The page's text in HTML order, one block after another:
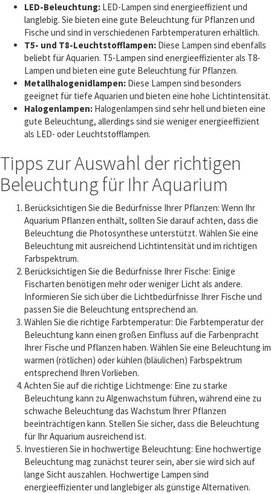
LED-Beleuchtung: LED-Lampen sind energieeffizient und
langlebig. Sie bieten eine gute Beleuchtung für Pflanzen und
Fische und sind in verschiedenen Farbtemperaturen erhältlich.
T5- und T8-Leuchtstofflampen: Diese Lampen sind ebenfalls
beliebt für Aquarien. T5-Lampen sind energieeffizienter als T8-
Lampen und bieten eine gute Beleuchtung für Pflanzen.
Metallhalogenidlampen: Diese Lampen sind besonders
geeignet für tiefe Aquarien und bieten eine hohe Lichtintensität.
Halogenlampen: Halogenlampen sind sehr hell und bieten eine
gute Beleuchtung, allerdings sind sie weniger energieeffizient
als LED- oder Leuchtstofflampen.
Tipps zur Auswahl der richtigen
Beleuchtung für Ihr Aquarium
Berücksichtigen Sie die Bedürfnisse Ihrer Pflanzen: Wenn Ihr
Aquarium Pflanzen enthält, sollten Sie darauf achten, dass die
Beleuchtung die Photosynthese unterstützt. Wählen Sie eine
Beleuchtung mit ausreichend Lichtintensität und im richtigen
Farbspektrum.
Berücksichtigen Sie die Bedürfnisse Ihrer Fische: Einige
Fischarten benötigen mehr oder weniger Licht als andere.
Informieren Sie sich über die Lichtbedürfnisse Ihrer Fische und
passen Sie die Beleuchtung entsprechend an.
Wählen Sie die richtige Farbtemperatur: Die Farbtemperatur der
Beleuchtung kann einen großen Einfluss auf die Farbenpracht
Ihrer Fische und Pflanzen haben. Wählen Sie eine Beleuchtung im
warmen (rötlichen) oder kühlen (bläulichen) Farbspektrum
entsprechend Ihren Vorlieben.
Achten Sie auf die richtige Lichtmenge: Eine zu starke
Beleuchtung kann zu Algenwachstum führen, während eine zu
schwache Beleuchtung das Wachstum Ihrer Pflanzen
beeinträchtigen kann. Stellen Sie sicher, dass die Beleuchtung
für Ihr Aquarium ausreichend ist.
Investieren Sie in hochwertige Beleuchtung: Eine hochwertige
Beleuchtung mag zunächst teurer sein, aber sie wird sich auf
lange Sicht auszahlen. Hochwertige Lampen sind
energieeffizienter und langlebiger als günstige Alternativen.